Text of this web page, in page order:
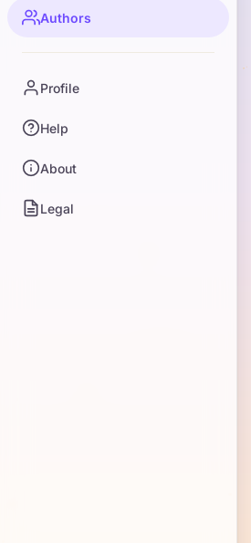
Authors
Profile
Help
About
Legal